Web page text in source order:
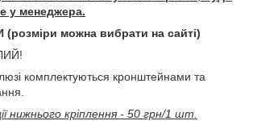
у менеджера.
можна вибрати на сайті)
комплектуються кронштейнами та
нижнього кріплення - 50 грн/1 шт.